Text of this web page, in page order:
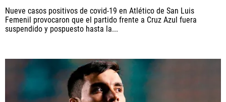
Nueve casos positivos de covid-19 en Atlético de San Luis
Femenil provocaron que el partido frente a Cruz Azul fuera
suspendido y pospuesto hasta la...